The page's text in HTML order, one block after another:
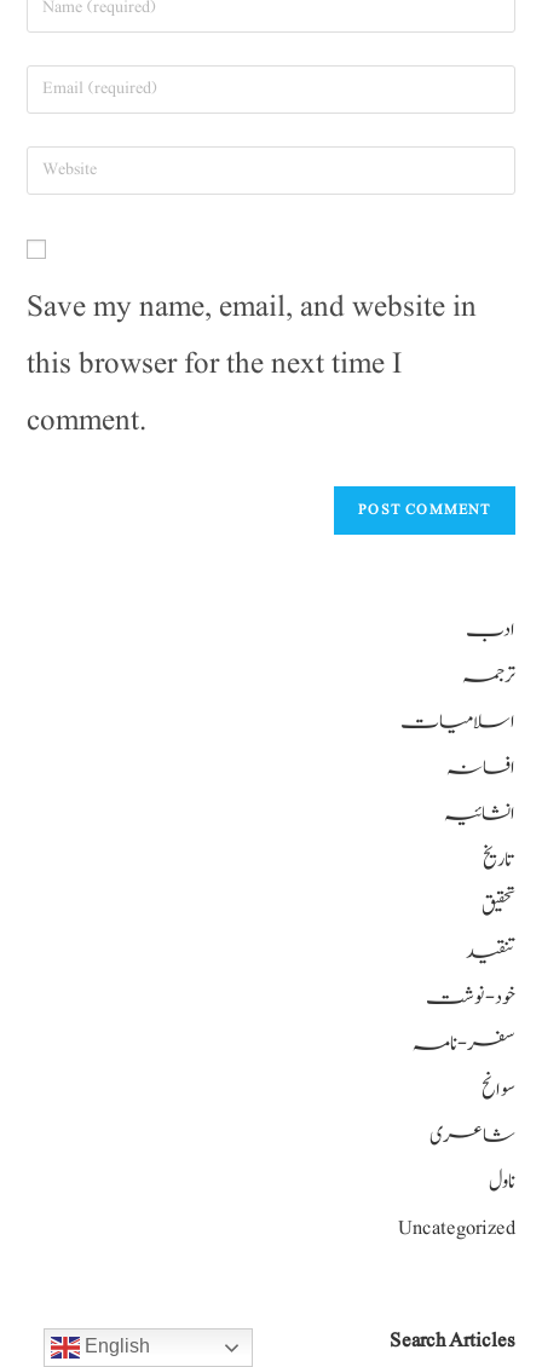
Save my name, email, and website in
this browser for the next time I
comment.
ادب
ترجمہ
اسلامیات
افسانہ
انشائیہ
تاریخ
تحقیق
تنقید
خود-نوشت
سفر-نامہ
سوانح
شاعری
ناول
Uncategorized
Search Articles
English